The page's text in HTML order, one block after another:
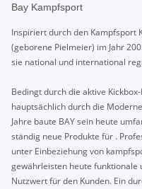
Bay Kampfsport
Inspiriert durch den Kampfsport
(geborene Pielmeier) im Jahr
sie national und international
Bedingt durch die aktive
hauptsächlich durch die
Jahre baute BAY sein heute
ständig neue Produkte für .
unter Einbeziehung von
gewährleisten heute
Nutzwert für den Kunden. Ein